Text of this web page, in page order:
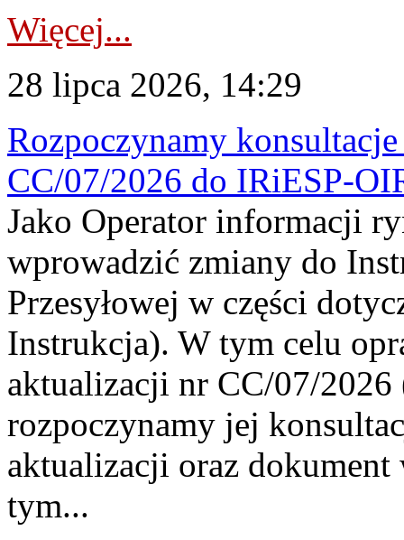
Więcej...
28 lipca 2026, 14:29
Rozpoczynamy
CC/07/2026 do IRiESP-
Jako Operator informacji
wprowadzić zmiany do
Przesyłowej w części
Instrukcja). W tym celu
aktualizacji nr CC/07/
rozpoczynamy jej
aktualizacji oraz
tym...